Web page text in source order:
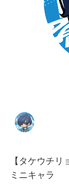
【タケウチ
ミニキャラ